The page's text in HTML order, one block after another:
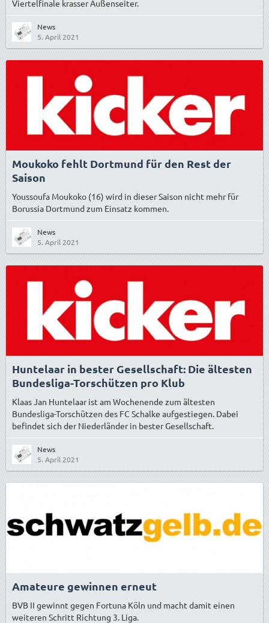
Viertelfinale krasser Außenseiter.
News
5. April 2021
Moukoko fehlt Dortmund für den Rest der
Saison
Youssoufa Moukoko (16) wird in dieser Saison nicht mehr für
Borussia Dortmund zum Einsatz kommen.
News
5. April 2021
Huntelaar in bester Gesellschaft: Die ältesten
Bundesliga-Torschützen pro Klub
Klaas Jan Huntelaar ist am Wochenende zum ältesten
Bundesliga-Torschützen des FC Schalke aufgestiegen. Dabei
befindet sich der Niederländer in bester Gesellschaft.
News
5. April 2021
Amateure gewinnen erneut
BVB II gewinnt gegen Fortuna Köln und macht damit einen
weiteren Schritt Richtung 3. Liga.